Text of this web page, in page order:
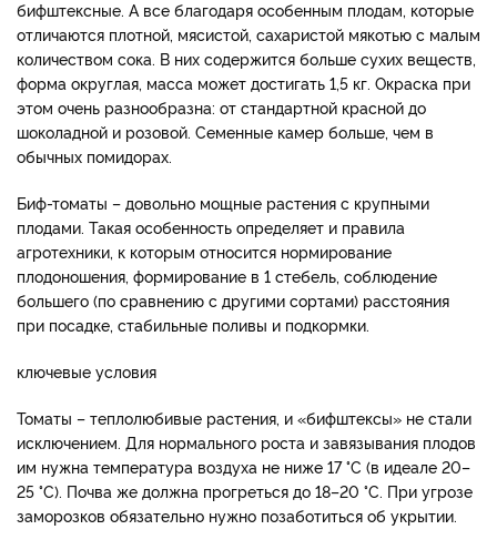
бифштексные. А все благодаря особенным плодам, которые
отличаются плотной, мясистой, сахаристой мякотью с малым
количеством сока. В них содержится больше сухих веществ,
форма округлая, масса может достигать 1,5 кг. Окраска при
этом очень разнообразна: от стандартной красной до
шоколадной и розовой. Семенные камер больше, чем в
обычных помидорах.
Биф-томаты – довольно мощные растения с крупными
плодами. Такая особенность определяет и правила
агротехники, к которым относится нормирование
плодоношения, формирование в 1 стебель, соблюдение
большего (по сравнению с другими сортами) расстояния
при посадке, стабильные поливы и подкормки.
ключевые условия
Томаты – теплолюбивые растения, и «бифштексы» не стали
исключением. Для нормального роста и завязывания плодов
им нужна температура воздуха не ниже 17 °С (в идеале 20–
25 °С). Почва же должна прогреться до 18–20 °С. При угрозе
заморозков обязательно нужно позаботиться об укрытии.